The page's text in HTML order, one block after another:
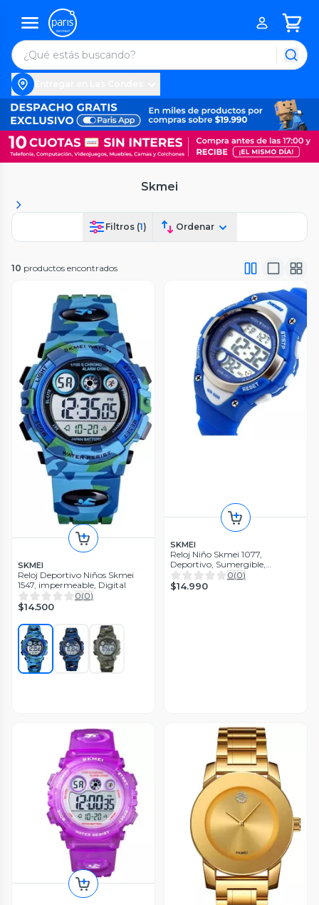
Skmei
Filtros (1) Ordenar
10 productos encontrados
SKMEI
Reloj Deportivo Niños Skmei
1547, impermeable, Digital
0(0)
$14.500
SKMEI
Reloj Niño Skmei 1077,
Deportivo, Sumergible,
Cronómetro, Alarma
0(0)
$14.990